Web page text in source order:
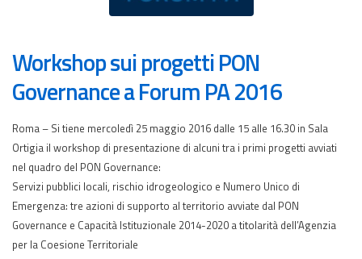
Workshop sui progetti PON
Governance a Forum PA 2016
Roma – Si tiene mercoledì 25 maggio 2016 dalle 15 alle 16.30 in Sala
Ortigia il workshop di presentazione di alcuni tra i primi progetti avviati
nel quadro del PON Governance:
Servizi pubblici locali, rischio idrogeologico e Numero Unico di
Emergenza: tre azioni di supporto al territorio avviate dal PON
Governance e Capacità Istituzionale 2014-2020 a titolarità dell’Agenzia
per la Coesione Territoriale